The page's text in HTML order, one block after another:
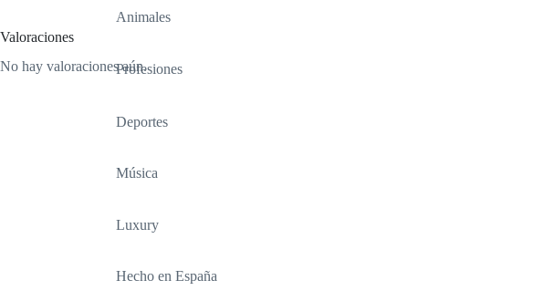
Animales
Profesiones
Deportes
Música
Luxury
Hecho en España
Valoraciones
No hay valoraciones aún.